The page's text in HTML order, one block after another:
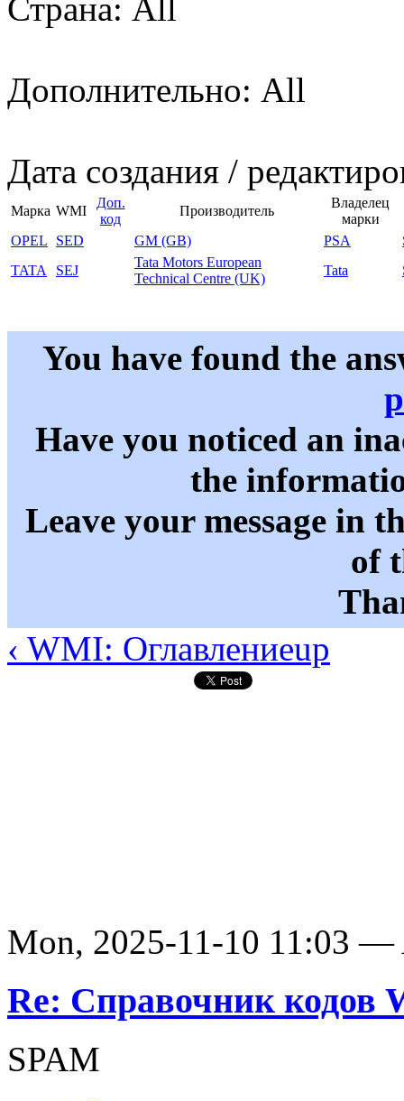
Страна: All
Дополнительно: All
Дата создания /
Марка WMI
Доп.
код
Производитель
Владелец
марки
OPEL
SED GM (GB) PSA
TATA
SEJ
Tata Motors European
Technical Centre (UK)
Tata
You have found the
Have you noticed an
the
Leave your message in
of
‹ WMI: Оглавлениеup
Mon, 2025-11-10 11:03 —
Re: Справочник кодов
SPAM